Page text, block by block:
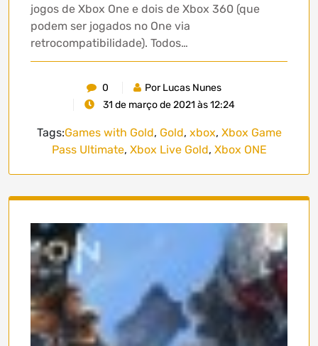
jogos de Xbox One e dois de Xbox 360 (que
podem ser jogados no One via
retrocompatibilidade). Todos…
0
Por Lucas Nunes
31 de março de 2021 às 12:24
Tags:Games with Gold, Gold, xbox, Xbox Game
Pass Ultimate, Xbox Live Gold, Xbox ONE